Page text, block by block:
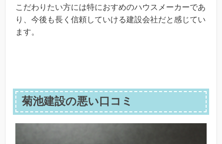
こだわりたい方には特におすめのハウスメーカーであ
り、今後も長く信頼していける建設会社だと感じてい
ます。
菊池建設の悪い口コミ